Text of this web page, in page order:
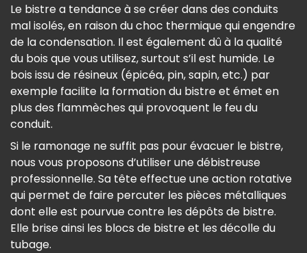
Le bistre a tendance à se créer dans des conduits
mal isolés, en raison du choc thermique qui engendre
de la condensation. Il est également dû à la qualité
du bois que vous utilisez, surtout s’il est humide. Le
bois issu de résineux (épicéa, pin, sapin, etc.) par
exemple facilite la formation du bistre et émet en
plus des flammèches qui provoquent le feu du
conduit.
Si le ramonage ne suffit pas pour évacuer le bistre,
nous vous proposons d’utiliser une débistreuse
professionnelle. Sa tête effectue une action rotative
qui permet de faire percuter les pièces métalliques
dont elle est pourvue contre les dépôts de bistre.
Elle brise ainsi les blocs de bistre et les décolle du
tubage.